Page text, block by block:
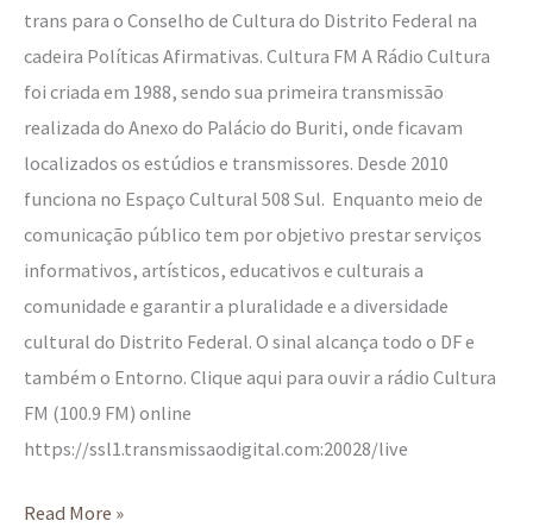
trans para o Conselho de Cultura do Distrito Federal na
cadeira Políticas Afirmativas. Cultura FM A Rádio Cultura
foi criada em 1988, sendo sua primeira transmissão
realizada do Anexo do Palácio do Buriti, onde ficavam
localizados os estúdios e transmissores. Desde 2010
funciona no Espaço Cultural 508 Sul. Enquanto meio de
comunicação público tem por objetivo prestar serviços
informativos, artísticos, educativos e culturais a
comunidade e garantir a pluralidade e a diversidade
cultural do Distrito Federal. O sinal alcança todo o DF e
também o Entorno. Clique aqui para ouvir a rádio Cultura
FM (100.9 FM) online
https://ssl1.transmissaodigital.com:20028/live
Read More »